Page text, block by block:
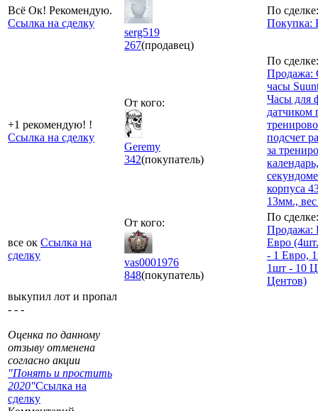
Всё Ок! Рекомендую.
Ссылка на сделку
serg519
267(продавец)
По сделке:
Покупка:
+1 рекомендую! !
Ссылка на сделку
От кого:
Geremy
342(покупатель)
По сделке:
Продажа:
часы
Часы для
датчиком
подсчет
за
корпуса
13мм.,
все ок Ссылка на
сделку
От кого:
vas0001976
848(покупатель)
По сделке:
Продажа:
Евро
- 1 Евро,
1шт - 10
Центов)
выкупил лот и пропал
- - -
Оценка по данному
отзыву отменена
согласно акции
"Понять и простить
2020"Ссылка на
сделку